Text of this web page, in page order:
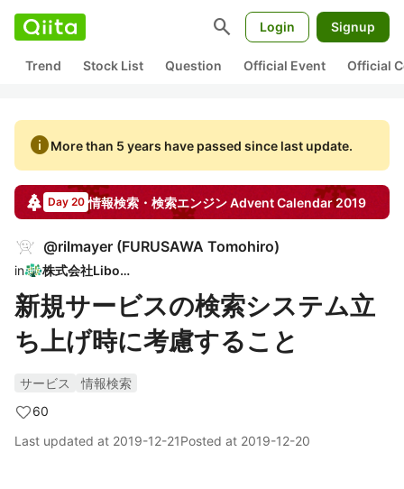
search Login Signup
Trend Stock List Question Official Event Official
infoMore than 5 years have passed since last update.
Day 20 情報検索・検索エンジンAdvent Calendar 2019
@rilmayer (FURUSAWA Tomohiro)
in 株式会社Libora
新規サービスの検索システム立
ち上げ時に考慮すること
サービス
情報検索
60
Last updated at 2019-12-21Posted at 2019-12-20